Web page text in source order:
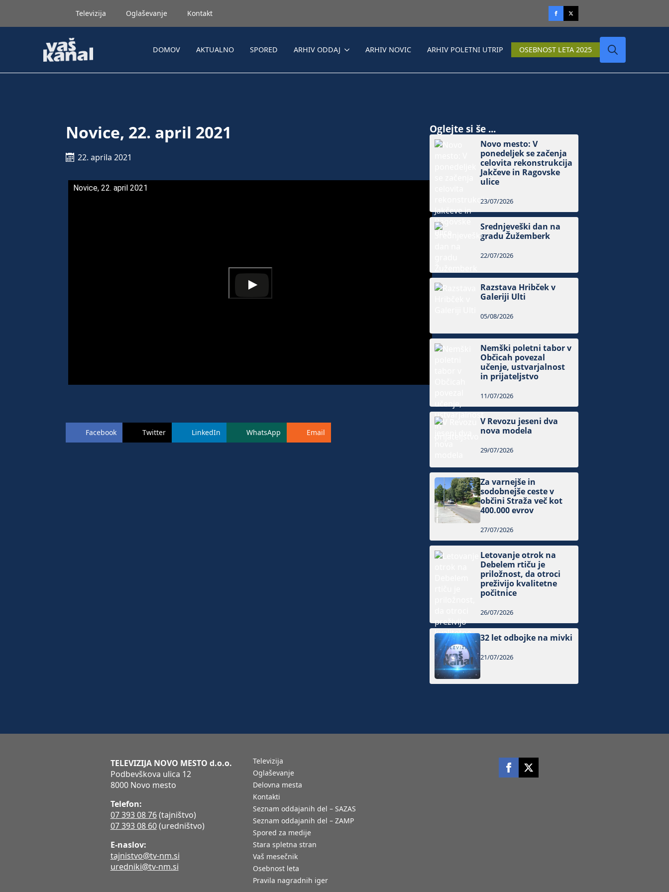
Televizija Oglaševanje Kontakt
DOMOV AKTUALNO SPORED ARHIV ODDAJ ARHIV NOVIC ARHIV POLETNI UTRIP OSEBNOST LETA 2025
Novice, 22. april 2021
22. aprila 2021
Novice, 22. april 2021
Facebook Twitter LinkedIn WhatsApp Email
Oglejte si še ...
Novo mesto: V
ponedeljek se začenja
celovita rekonstrukcija
Jakčeve in Ragovske
ulice
23/07/2026
Srednjeveški dan na
gradu Žužemberk
22/07/2026
Razstava Hribček v
Galeriji Ulti
05/08/2026
Nemški poletni tabor v
Občicah povezal
učenje, ustvarjalnost
in prijateljstvo
11/07/2026
V Revozu jeseni dva
nova modela
29/07/2026
Za varnejše in
sodobnejše ceste v
občini Straža več kot
400.000 evrov
27/07/2026
Letovanje otrok na
Debelem rtiču je
priložnost, da otroci
preživijo kvalitetne
počitnice
26/07/2026
32 let odbojke na mivki
21/07/2026
TELEVIZIJA NOVO MESTO d.o.o.
Podbevškova ulica 12
8000 Novo mesto
Telefon:
07 393 08 76(tajništvo)
07 393 08 60(uredništvo)
E-naslov:
tajnistvo@tv-nm.si
uredniki@tv-nm.si
Televizija
Oglaševanje
Delovna mesta
Kontakti
Seznam oddajanih del – SAZAS
Seznam oddajanih del – ZAMP
Spored za medije
Stara spletna stran
Vaš mesečnik
Osebnost leta
Pravila nagradnih iger